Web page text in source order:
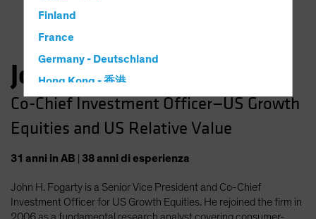
Finland
France
Germany - Deutschland
Hong Kong - 香港
Hungary
Iceland
Latin America
Luxembourg and Other EMEA
John H. Fogarty, CFA
Co-Chief Investment Officer—US Growth
Equities and US Relative Value
31 anni in AB 38anni di esperienza
John H. Fogarty is a Senior Vice President and Co-Chief
Investment Officer for US Growth Equities. He rejoined the firm in